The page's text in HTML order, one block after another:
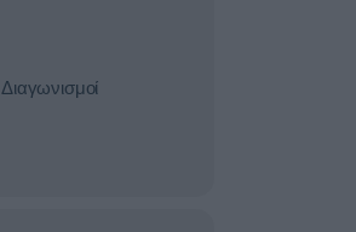
Διαγωνισμοί